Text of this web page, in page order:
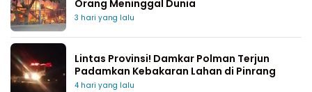
Orang Meninggal Dunia
3 hari yang lalu
Lintas Provinsi! Damkar Polman Terjun
Padamkan Kebakaran Lahan di Pinrang
4 hari yang lalu